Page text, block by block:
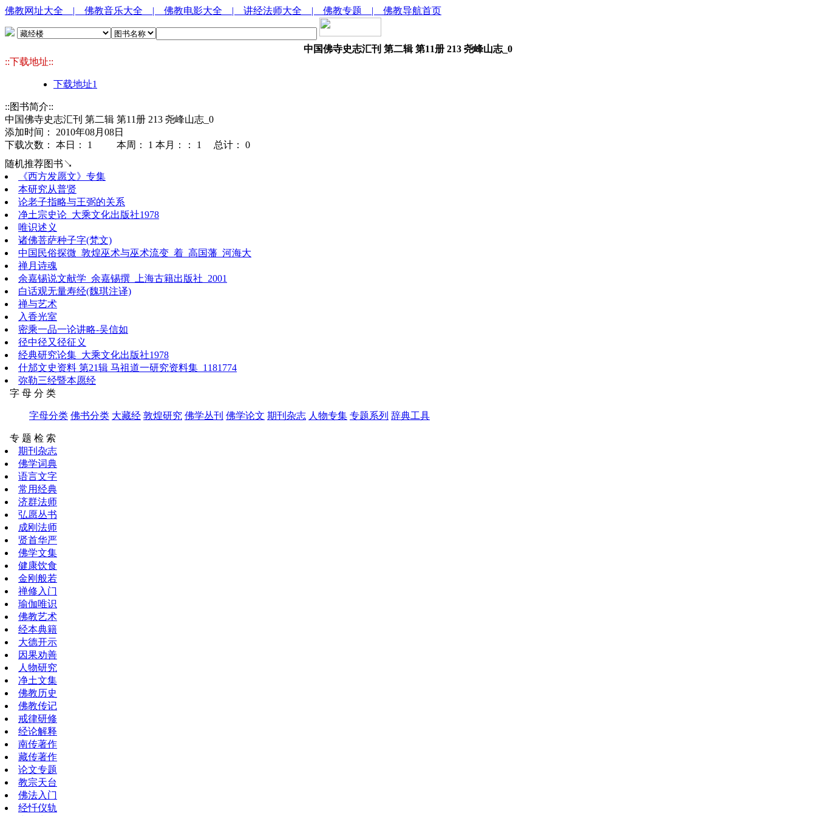
佛教网址大全 | 佛教音乐大全 | 佛教电影大全 | 讲经法师大全 | 佛教专题 | 佛教导航首页
中国佛寺史志汇刊 第二辑 第11册 213 尧峰山志_0
::下载地址::
下载地址1
::图书简介::
中国佛寺史志汇刊 第二辑 第11册 213 尧峰山志_0
添加时间： 2010年08月08日
下载次数： 本日： 1 本周： 1 本月：： 1 总计： 0
随机推荐图书↘
《西方发愿文》专集
本研究从普贤
论老子指略与王弼的关系
净土宗史论_大乘文化出版社1978
唯识述义
诸佛菩萨种子字(梵文)
中国民俗探微_敦煌巫术与巫术流变_着_高国藩_河海大
禅月诗魂
余嘉锡说文献学_余嘉锡撰_上海古籍出版社_2001
白话观无量寿经(魏琪注译)
禅与艺术
入香光室
密乘一品一论讲略-吴信如
径中径又径征义
经典研究论集_大乘文化出版社1978
什邡文史资料 第21辑 马祖道一研究资料集_1181774
弥勒三经暨本愿经
字 母 分 类
字母分类 佛书分类 大藏经 敦煌研究 佛学丛刊 佛学论文 期刊杂志 人物专集 专题系列 辞典工具
专 题 检 索
期刊杂志
佛学词典
语言文字
常用经典
济群法师
弘愿丛书
成刚法师
贤首华严
佛学文集
健康饮食
金刚般若
禅修入门
瑜伽唯识
佛教艺术
经本典籍
大德开示
因果劝善
人物研究
净土文集
佛教历史
佛教传记
戒律研修
经论解释
南传著作
藏传著作
论文专题
教宗天台
佛法入门
经忏仪轨